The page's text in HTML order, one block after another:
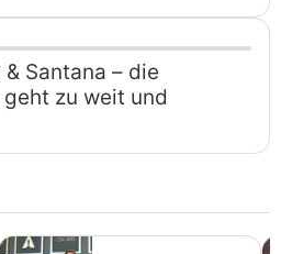
Santana – die
zu weit und